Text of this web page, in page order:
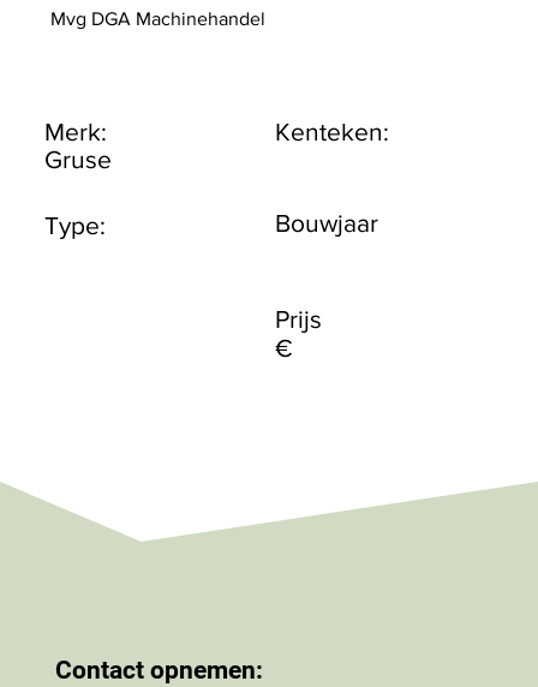
Type:
Gruse
Merk: Kenteken:
Prijs
€
Bouwjaar
Mvg DGA Machinehandel
Contact opnemen: